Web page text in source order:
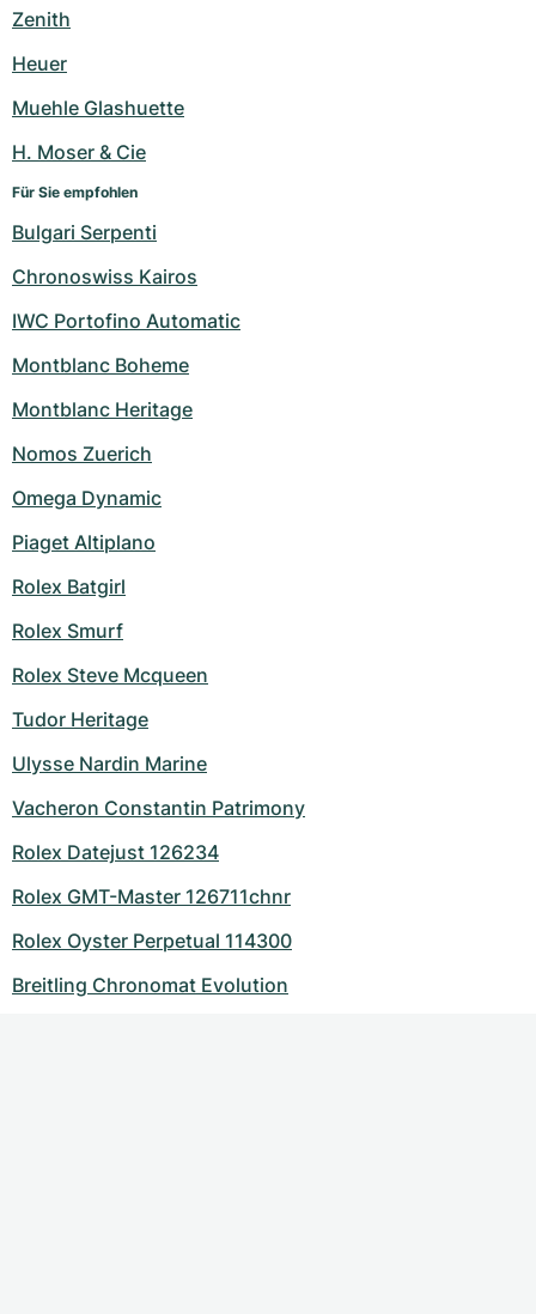
Zenith
Heuer
Muehle Glashuette
H. Moser & Cie
Für Sie empfohlen
Bulgari Serpenti
Chronoswiss Kairos
IWC Portofino Automatic
Montblanc Boheme
Montblanc Heritage
Nomos Zuerich
Omega Dynamic
Piaget Altiplano
Rolex Batgirl
Rolex Smurf
Rolex Steve Mcqueen
Tudor Heritage
Ulysse Nardin Marine
Vacheron Constantin Patrimony
Rolex Datejust 126234
Rolex GMT-Master 126711chnr
Rolex Oyster Perpetual 114300
Breitling Chronomat Evolution